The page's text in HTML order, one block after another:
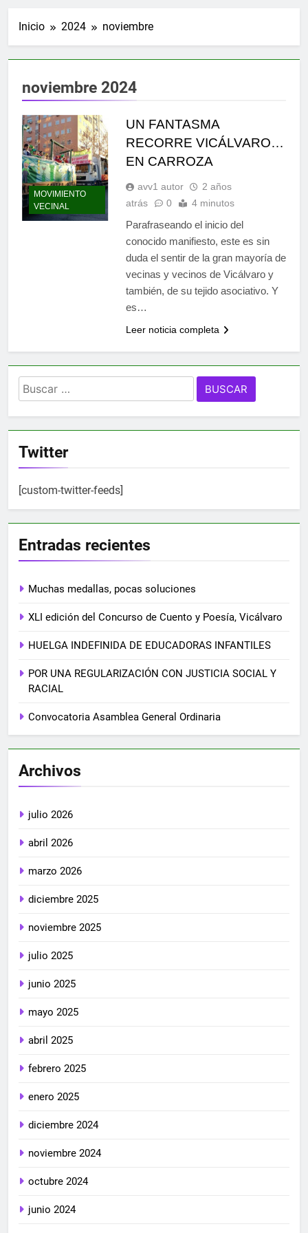
Inicio 2024 noviembre
noviembre 2024
MOVIMIENTO
VECINAL
UN FANTASMA
RECORRE VICÁLVARO…
EN CARROZA
avv1 autor
2 años
atrás
0 4 minutos
Parafraseando el inicio del
conocido manifiesto, este es sin
duda el sentir de la gran mayoría de
vecinas y vecinos de Vicálvaro y
también, de su tejido asociativo. Y
es…
Leer noticia completa
Buscar:
Twitter
[custom-twitter-feeds]
Entradas recientes
Muchas medallas, pocas soluciones
XLI edición del Concurso de Cuento y Poesía, Vicálvaro
HUELGA INDEFINIDA DE EDUCADORAS INFANTILES
POR UNA REGULARIZACIÓN CON JUSTICIA SOCIAL Y
RACIAL
Convocatoria Asamblea General Ordinaria
Archivos
julio 2026
abril 2026
marzo 2026
diciembre 2025
noviembre 2025
julio 2025
junio 2025
mayo 2025
abril 2025
febrero 2025
enero 2025
diciembre 2024
noviembre 2024
octubre 2024
junio 2024